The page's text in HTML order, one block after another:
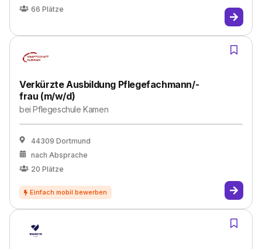
66 Plätze
Verkürzte Ausbildung Pflegefachmann/-
frau (m/w/d)
beiPflegeschule Kamen
44309 Dortmund
nach Absprache
20 Plätze